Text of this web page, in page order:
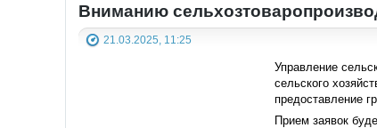
Вниманию
21.03.2025, 11:25
Управление
сельского
предоставление
Прием заявок